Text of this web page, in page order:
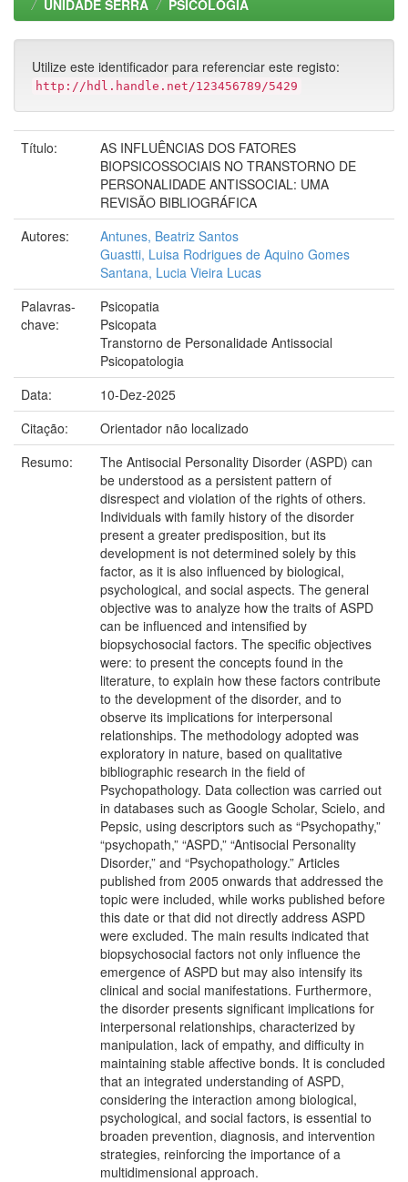
UNIDADE SERRA
PSICOLOGIA
Utilize este identificador para referenciar este registo:
http://hdl.handle.net/123456789/5429
Título:
AS INFLUÊNCIAS DOS FATORES
BIOPSICOSSOCIAIS NO TRANSTORNO DE
PERSONALIDADE ANTISSOCIAL: UMA
REVISÃO BIBLIOGRÁFICA
Autores:
Antunes, Beatriz Santos
Guastti, Luisa Rodrigues de Aquino Gomes
Santana, Lucia Vieira Lucas
Palavras-
chave:
Psicopatia
Psicopata
Transtorno de Personalidade Antissocial
Psicopatologia
Data:
10-Dez-2025
Citação:
Orientador não localizado
Resumo:
The Antisocial Personality Disorder (ASPD) can
be understood as a persistent pattern of
disrespect and violation of the rights of others.
Individuals with family history of the disorder
present a greater predisposition, but its
development is not determined solely by this
factor, as it is also influenced by biological,
psychological, and social aspects. The general
objective was to analyze how the traits of ASPD
can be influenced and intensified by
biopsychosocial factors. The specific objectives
were: to present the concepts found in the
literature, to explain how these factors contribute
to the development of the disorder, and to
observe its implications for interpersonal
relationships. The methodology adopted was
exploratory in nature, based on qualitative
bibliographic research in the field of
Psychopathology. Data collection was carried out
in databases such as Google Scholar, Scielo, and
Pepsic, using descriptors such as “Psychopathy,”
“psychopath,” “ASPD,” “Antisocial Personality
Disorder,” and “Psychopathology.” Articles
published from 2005 onwards that addressed the
topic were included, while works published before
this date or that did not directly address ASPD
were excluded. The main results indicated that
biopsychosocial factors not only influence the
emergence of ASPD but may also intensify its
clinical and social manifestations. Furthermore,
the disorder presents significant implications for
interpersonal relationships, characterized by
manipulation, lack of empathy, and difficulty in
maintaining stable affective bonds. It is concluded
that an integrated understanding of ASPD,
considering the interaction among biological,
psychological, and social factors, is essential to
broaden prevention, diagnosis, and intervention
strategies, reinforcing the importance of a
multidimensional approach.